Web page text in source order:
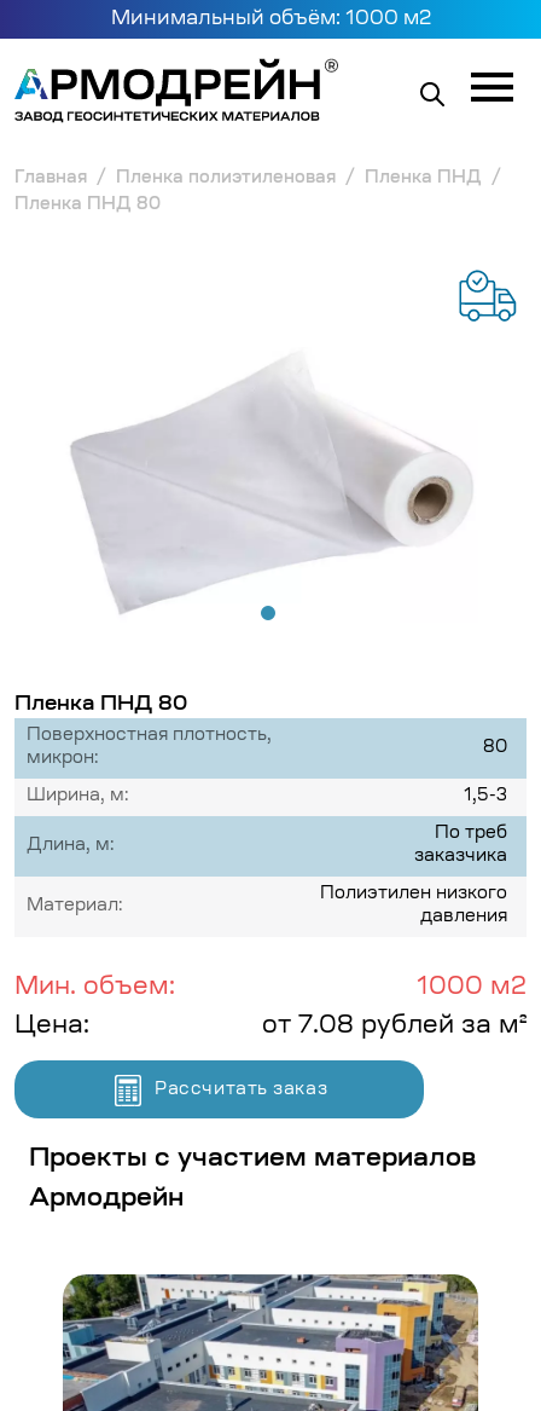
Главная Пленка полиэтиленовая
Пленка ПНД
Пленка ПНД 80
Пленка ПНД 80
Поверхностная плотность,
микрон:
80
Ширина, м: 1,5-3
Длина, м:
По треб
заказчика
Материал:
Полиэтилен низкого
давления
Мин. объем:
1000 м2
Цена:
от 7.08 рублей за м²
Рассчитать заказ
Проекты с участием материалов
Армодрейн
Минимальный объём: 1000 м2